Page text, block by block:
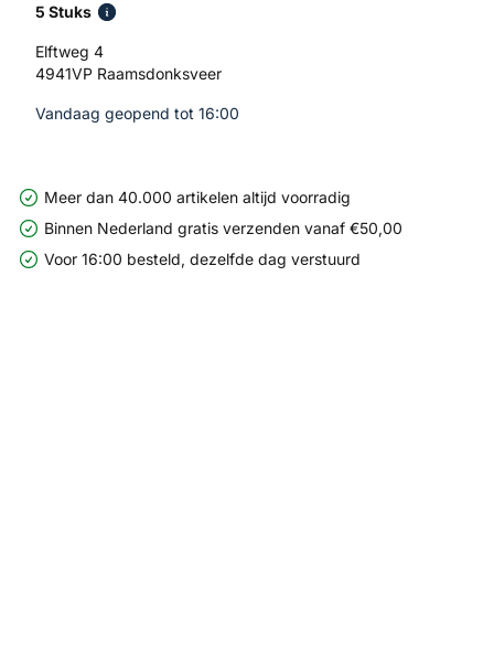
5 Stuks
Elftweg 4
4941VP Raamsdonksveer
Vandaag geopend tot 16:00
Meer dan 40.000 artikelen altijd voorradig
Binnen Nederland gratis verzenden vanaf €50,00
Voor 16:00 besteld, dezelfde dag verstuurd